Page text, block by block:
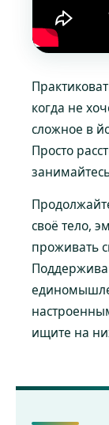
когда не
сложное в
Просто
своё тело,
проживать
ищите на